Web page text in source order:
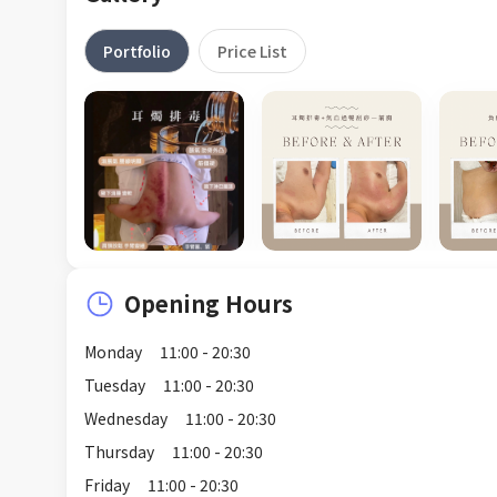
Portfolio Price List
Opening Hours
Monday
11:00 - 20:30
Tuesday
11:00 - 20:30
Wednesday
11:00 - 20:30
Thursday
11:00 - 20:30
Friday
11:00 - 20:30